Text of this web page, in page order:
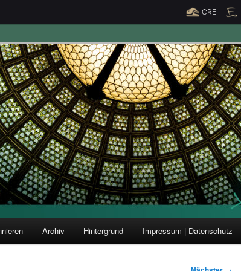
CRE
und Forschung
Archiv Hintergrund Impressum | Datenschutz